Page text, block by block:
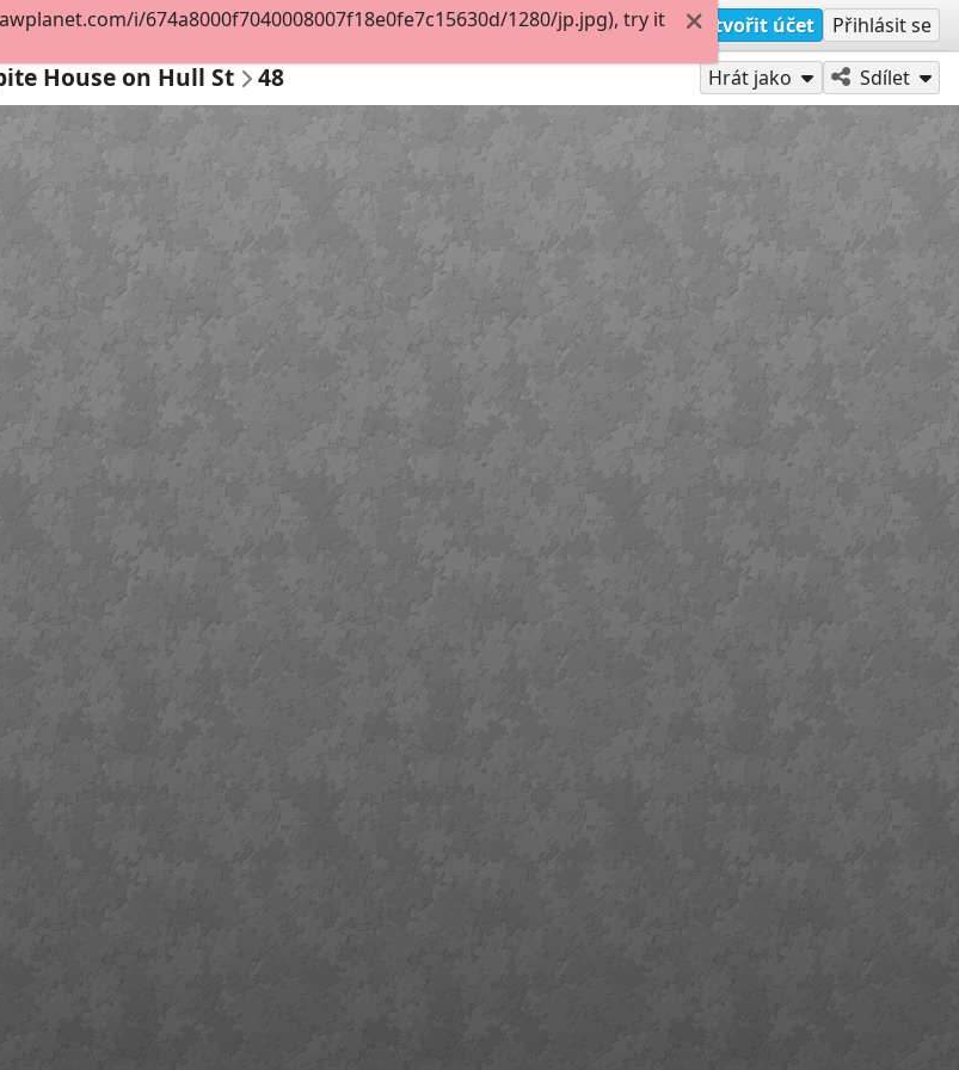
Vytvořit účet Přihlásit se
House on Hull St 48 Hrát jako Sdílet
i/674a8000f7040008007f18e0fe7c15630d/1280/jp.jpg), try it